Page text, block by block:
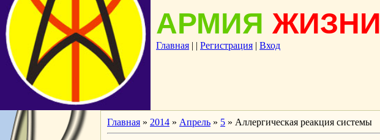
АРМИЯ ЖИЗНИ
Главная | | Регистрация | Вход
Главная » 2014 » Апрель » 5 » Аллергическая реакция системы